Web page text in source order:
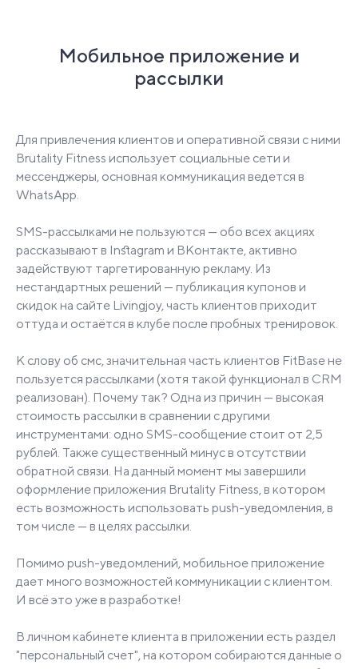
Мобильное приложение и
рассылки
Для привлечения клиентов и оперативной связи с ними
Brutality Fitness использует социальные сети и
мессенджеры, основная коммуникация ведется в
WhatsApp.
SMS-рассылками не пользуются — обо всех акциях
рассказывают в Instagram и ВКонтакте, активно
задействуют таргетированную рекламу. Из
нестандартных решений — публикация купонов и
скидок на сайте Livingjoy, часть клиентов приходит
оттуда и остаётся в клубе после пробных тренировок.
К слову об смс, значительная часть клиентов FitBase не
пользуется рассылками (хотя такой функционал в CRM
реализован). Почему так? Одна из причин — высокая
стоимость рассылки в сравнении с другими
инструментами: одно SMS-сообщение стоит от 2,5
рублей. Также существенный минус в отсутствии
обратной связи. На данный момент мы завершили
оформление приложения Brutality Fitness, в котором
есть возможность использовать push-уведомления, в
том числе — в целях рассылки.
Помимо push-уведомлений, мобильное приложение
дает много возможностей коммуникации с клиентом.
И всё это уже в разработке!
В личном кабинете клиента в приложении есть раздел
"персональный счет", на котором собираются данные о